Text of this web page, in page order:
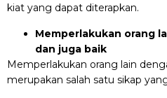
kiat yang dapat diterapkan.
Memperlakukan orang
dan juga baik
Memperlakukan orang lain
merupakan salah satu sikap